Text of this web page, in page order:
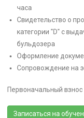
часа
Свидетельство о
категории "D" с
бульдозера
Оформление
Сопровождение на
Первоначальный взнос
Записаться на